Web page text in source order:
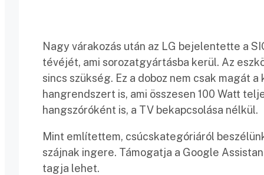
Nagy várakozás után az LG bejelentette a
tévéjét, ami sorozatgyártásba kerül. Az
sincs szükség. Ez a doboz nem csak magát
hangrendszert is, ami összesen 100 Watt
hangszóróként is, a TV bekapcsolása nélkül.
Mint említettem, csúcskategóriáról
szájnak ingere. Támogatja a Google
tagja lehet.